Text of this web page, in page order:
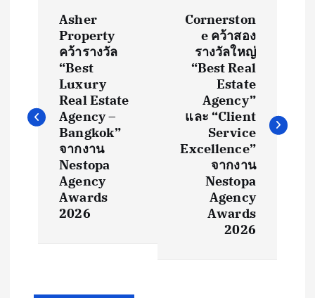
t
Asher
Property
คว้ารางวัล
“Best
Luxury
Real Estate
Agency –
Bangkok”
จากงาน
Nestopa
Agency
Awards
2026
Cornerston
e คว้าสอง
รางวัลใหญ่
“Best Real
Estate
Agency”
และ “Client
Service
Excellence”
จากงาน
Nestopa
Agency
Awards
2026